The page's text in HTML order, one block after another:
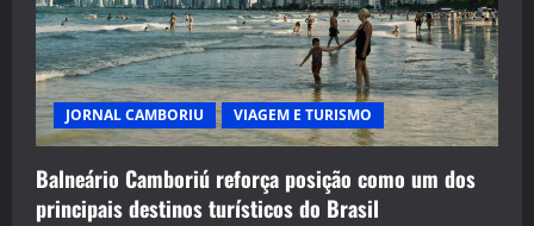
JORNAL CAMBORIU VIAGEM E TURISMO
Balneário Camboriú reforça posição como um dos
principais destinos turísticos do Brasil